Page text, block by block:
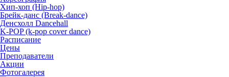
Хип-хоп (Hip-hop)
Брейк-данс (Break-dance)
Денсхолл Dancehall
K-POP (k-pop cover dance)
Расписание
Цены
Преподаватели
Акции
Фотогалерея